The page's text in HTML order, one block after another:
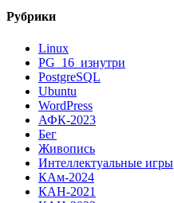
Рубрики
Linux
PG_16_изнутри
PostgreSQL
Ubuntu
WordPress
АФК-2023
Бег
Живопись
Интеллектуальные игры
КАм-2024
КАН-2021